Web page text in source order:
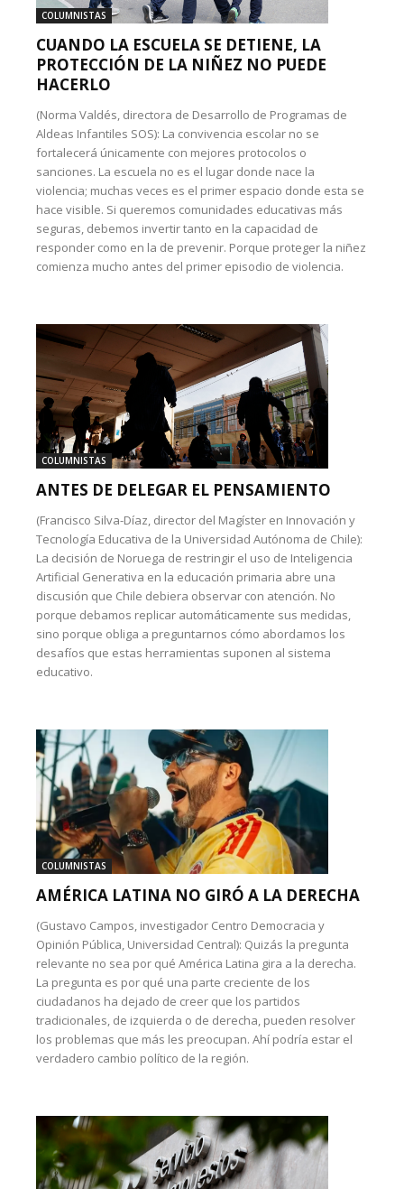
COLUMNISTAS
CUANDO LA ESCUELA SE DETIENE, LA
PROTECCIÓN DE LA NIÑEZ NO PUEDE
HACERLO
(Norma Valdés, directora de Desarrollo de Programas de
Aldeas Infantiles SOS): La convivencia escolar no se
fortalecerá únicamente con mejores protocolos o
sanciones. La escuela no es el lugar donde nace la
violencia; muchas veces es el primer espacio donde esta se
hace visible. Si queremos comunidades educativas más
seguras, debemos invertir tanto en la capacidad de
responder como en la de prevenir. Porque proteger la niñez
comienza mucho antes del primer episodio de violencia.
COLUMNISTAS
ANTES DE DELEGAR EL PENSAMIENTO
(Francisco Silva-Díaz, director del Magíster en Innovación y
Tecnología Educativa de la Universidad Autónoma de Chile):
La decisión de Noruega de restringir el uso de Inteligencia
Artificial Generativa en la educación primaria abre una
discusión que Chile debiera observar con atención. No
porque debamos replicar automáticamente sus medidas,
sino porque obliga a preguntarnos cómo abordamos los
desafíos que estas herramientas suponen al sistema
educativo.
COLUMNISTAS
AMÉRICA LATINA NO GIRÓ A LA DERECHA
(Gustavo Campos, investigador Centro Democracia y
Opinión Pública, Universidad Central): Quizás la pregunta
relevante no sea por qué América Latina gira a la derecha.
La pregunta es por qué una parte creciente de los
ciudadanos ha dejado de creer que los partidos
tradicionales, de izquierda o de derecha, pueden resolver
los problemas que más les preocupan. Ahí podría estar el
verdadero cambio político de la región.